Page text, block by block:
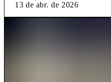
13 de abr. de 2026